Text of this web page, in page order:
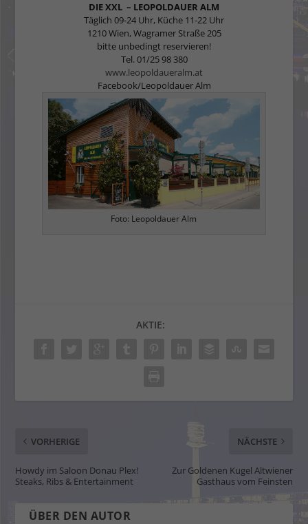
DIE XXL – LEOPOLDAUER ALM
Täglich 09-24 Uhr, Küche 11-22 Uhr
1210 Wien, Wagramer Straße 205
bitte unbedingt reservieren!
Tel. 01/25 98 380
www.leopoldaueralm.at
Facebook/Leopoldauer Alm
Foto: Leopoldauer Alm
AKTIE:
VORHERIGE
Howdy im Saloon Donau Plex!
Steaks, Ribs & Entertainment
NÄCHSTE
Zur Goldenen Kugel Altwiener
Gasthaus vom Feinsten
ÜBER DEN AUTOR